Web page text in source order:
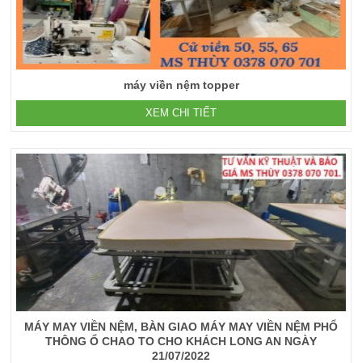
máy viền nệm topper
XEM CHI TIẾT
MÁY MAY VIỀN NỆM, BÀN GIAO MÁY MAY VIỀN NỆM PHỔ
THÔNG Ổ CHAO TO CHO KHÁCH LONG AN NGÀY
21/07/2022